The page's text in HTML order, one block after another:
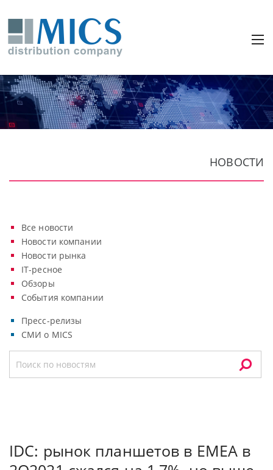
НОВОСТИ
Все новости
Новости компании
Новости рынка
IT-ресное
Обзоры
События компании
Пресс-релизы
СМИ о MICS
IDC: рынок планшетов в EMEA в